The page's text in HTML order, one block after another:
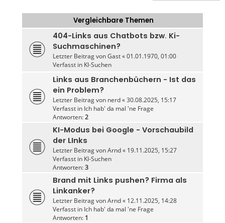
Vergleichbare Themen
404-Links aus Chatbots bzw. Ki-
Suchmaschinen?
Letzter Beitrag vonGast«01.01.1970, 01:00
Verfasst in KI-Suchen
Links aus Branchenbüchern - Ist das
ein Problem?
Letzter Beitrag von nerd«30.08.2025, 15:17
Verfasst in Ich hab' da mal 'ne Frage
Antworten:2
KI-Modus bei Google - Vorschaubild
der LInks
Letzter Beitrag vonArnd« 19.11.2025, 15:27
Verfasst in KI-Suchen
Antworten:3
Brand mit Links pushen? Firma als
Linkanker?
Letzter Beitrag vonArnd« 12.11.2025, 14:28
Verfasst in Ich hab' da mal 'ne Frage
Antworten: 1